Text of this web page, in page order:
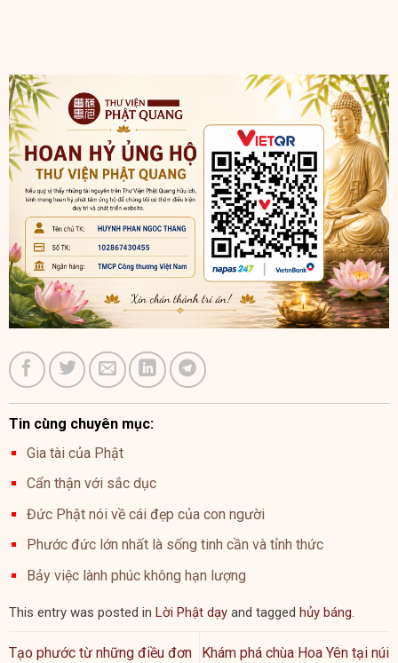
Tin cùng chuyên mục:
Gia tài của Phật
Cẩn thận với sắc dục
Đức Phật nói về cái đẹp của con người
Phước đức lớn nhất là sống tinh cần và tỉnh thức
Bảy việc lành phúc không hạn lượng
This entry was posted in Lời Phật dạy and tagged hủy báng.
Tạo phước từ những điều đơn
Khám phá chùa Hoa Yên tại núi